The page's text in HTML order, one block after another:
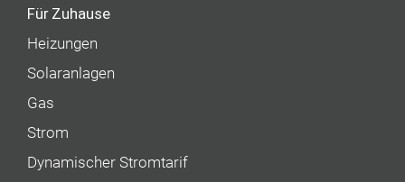
Für Zuhause
Heizungen
Solaranlagen
Gas
Strom
Dynamischer Stromtarif